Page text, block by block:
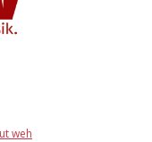
weh